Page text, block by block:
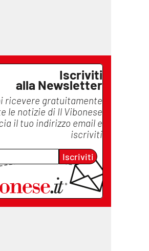
Iscriviti
alla Newsletter
ricevere gratuitamente
le notizie di Il Vibonese
il tuo indirizzo email e
iscriviti
Iscriviti